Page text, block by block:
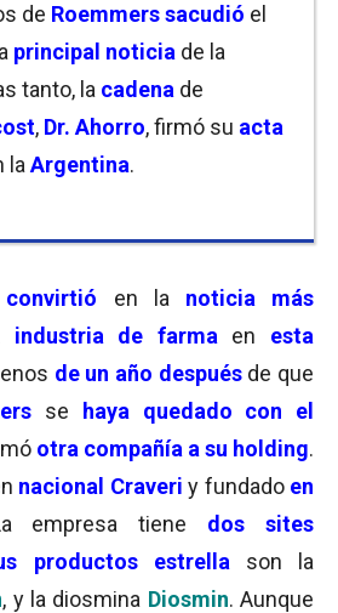
de Roemmers sacudió el
principal noticia de la
tanto, la cadena de
, Dr. Ahorro, firmó su acta
la Argentina.
en la noticia más
industria de farma en esta
de un año después de que
se haya quedado con el
otra compañía a su holding.
nacional Craveri y fundado en
empresa tiene dos sites
productos estrella son la
, y la diosmina Diosmin. Aunque